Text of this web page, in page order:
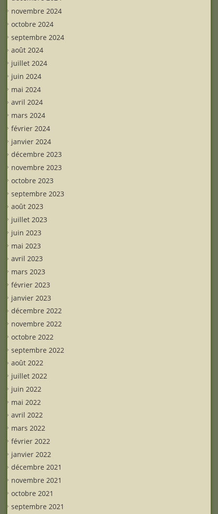
novembre 2024
octobre 2024
septembre 2024
août 2024
juillet 2024
juin 2024
mai 2024
avril 2024
mars 2024
février 2024
janvier 2024
décembre 2023
novembre 2023
octobre 2023
septembre 2023
août 2023
juillet 2023
juin 2023
mai 2023
avril 2023
mars 2023
février 2023
janvier 2023
décembre 2022
novembre 2022
octobre 2022
septembre 2022
août 2022
juillet 2022
juin 2022
mai 2022
avril 2022
mars 2022
février 2022
janvier 2022
décembre 2021
novembre 2021
octobre 2021
septembre 2021